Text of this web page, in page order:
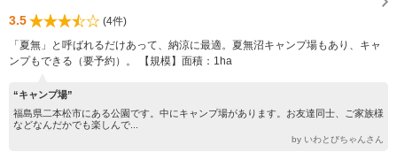
3.5
(4件)
「夏無」と呼ばれるだけあって、納涼に最適。夏無沼キャンプ場もあり、キャ
ンプもできる（要予約）。 【規模】面積：1ha
“キャンプ場”
福島県二本松市にある公園です。中にキャンプ場があります。お友達同士、ご家族様
などなんだかでも楽しんで...
by いわとびちゃんさん